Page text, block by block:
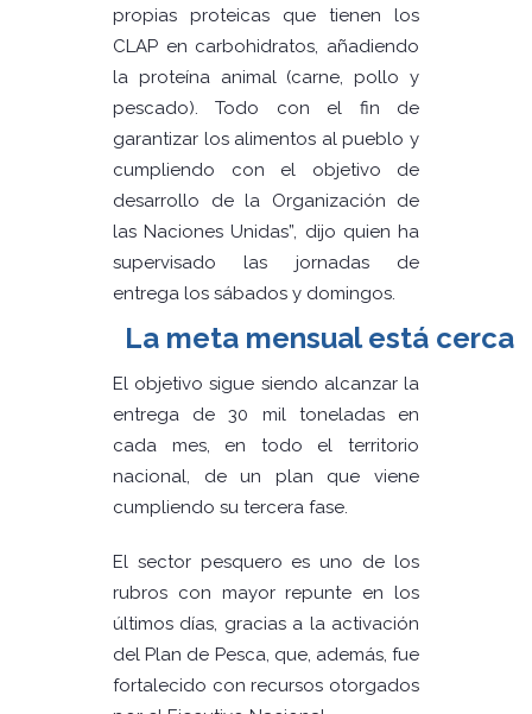
propias proteicas que tienen los
CLAP en carbohidratos, añadiendo
la proteína animal (carne, pollo y
pescado). Todo con el fin de
garantizar los alimentos al pueblo y
cumpliendo con el objetivo de
desarrollo de la Organización de
las Naciones Unidas”, dijo quien ha
supervisado las jornadas de
entrega los sábados y domingos.
La meta mensual está cerca
El objetivo sigue siendo alcanzar la
entrega de 30 mil toneladas en
cada mes, en todo el territorio
nacional, de un plan que viene
cumpliendo su tercera fase.
El sector pesquero es uno de los
rubros con mayor repunte en los
últimos días, gracias a la activación
del Plan de Pesca, que, además, fue
fortalecido con recursos otorgados